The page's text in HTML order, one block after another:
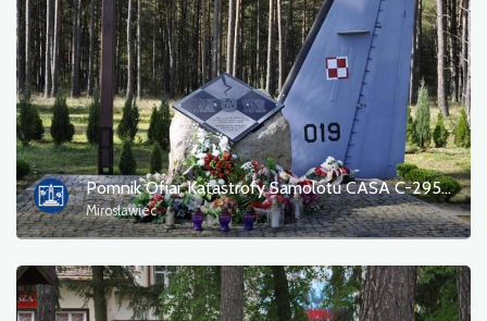
Pomnik Ofiar Katastrofy Samolotu CASA C-295M
Mirosławiec
Punkt widokowy
Serwis rowerowy i stacja napraw
Sport i rekreacja
Woda
Zabytek
Zabytkowe kościoły